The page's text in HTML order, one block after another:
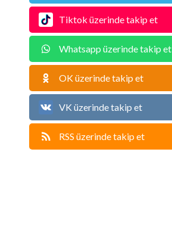
Tiktok üzerinde takip et
Whatsapp üzerinde takip et
OK üzerinde takip et
VK üzerinde takip et
RSS üzerinde takip et